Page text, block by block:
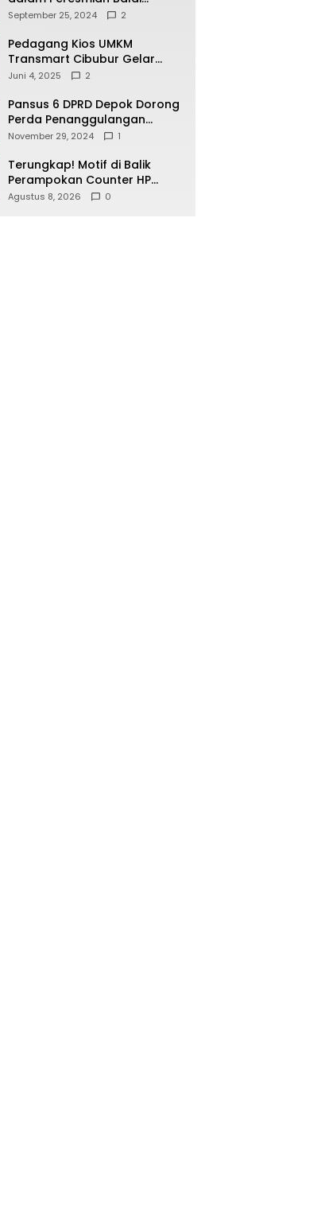
Warga di Sukamaju : Wadah
Aspirasi Masyarakat
September 25, 2024 2
Pedagang Kios UMKM
Transmart Cibubur Gelar
Family Gathering di Cisarua,
Kekompakan
Juni 4, 2025 2
Pansus 6 DPRD Depok Dorong
Perda Penanggulangan
Kebakaran untuk
November 29, 2024 1
Terungkap! Motif di Balik
Perampokan Counter HP
Ambarawa, Dua Pelaku Habisi
Agustus 8, 2026 0